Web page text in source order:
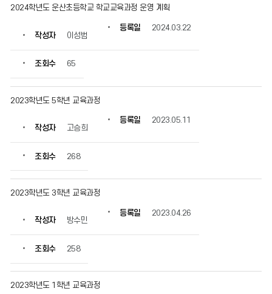
2024학년도 운산초등학교 학교교육과정 운영 계획
작성자 이성범
등록일 2024.03.22
조회수 65
2023학년도 5학년 교육과정
작성자 고승희
등록일 2023.05.11
조회수 268
2023학년도 3학년 교육과정
작성자 방수민
등록일 2023.04.26
조회수 258
2023학년도 1학년 교육과정